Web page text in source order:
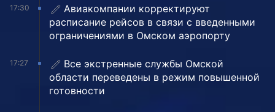
17:30
Авиакомпании корректируют
расписание рейсов в связи с введенными
ограничениями в Омском аэропорту
17:27
Все экстренные службы Омской
области переведены в режим повышенной
готовности